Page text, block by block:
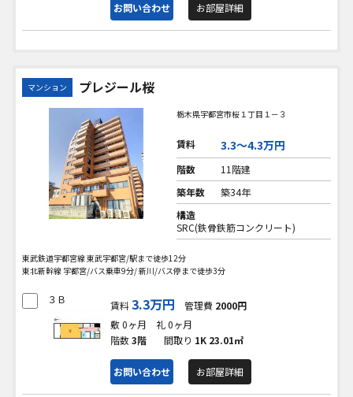
お問い合わせ お部屋詳細
マンション プレジール桜
栃木県宇都宮市桜１丁目１－３
賃料 3.3〜4.3万円
階数
11階建
築年数
築34年
構造
SRC(鉄骨鉄筋コンクリート)
東武鉄道宇都宮線 東武宇都宮/駅まで徒歩12分
東北新幹線 宇都宮/バス乗車9分/ 新川/バス停まで徒歩3分
３Ｂ 賃料3.3万円 管理費 2000円
敷 0ヶ月
礼 0ヶ月
階数3階 間取り 1K 23.01㎡
お問い合わせ お部屋詳細